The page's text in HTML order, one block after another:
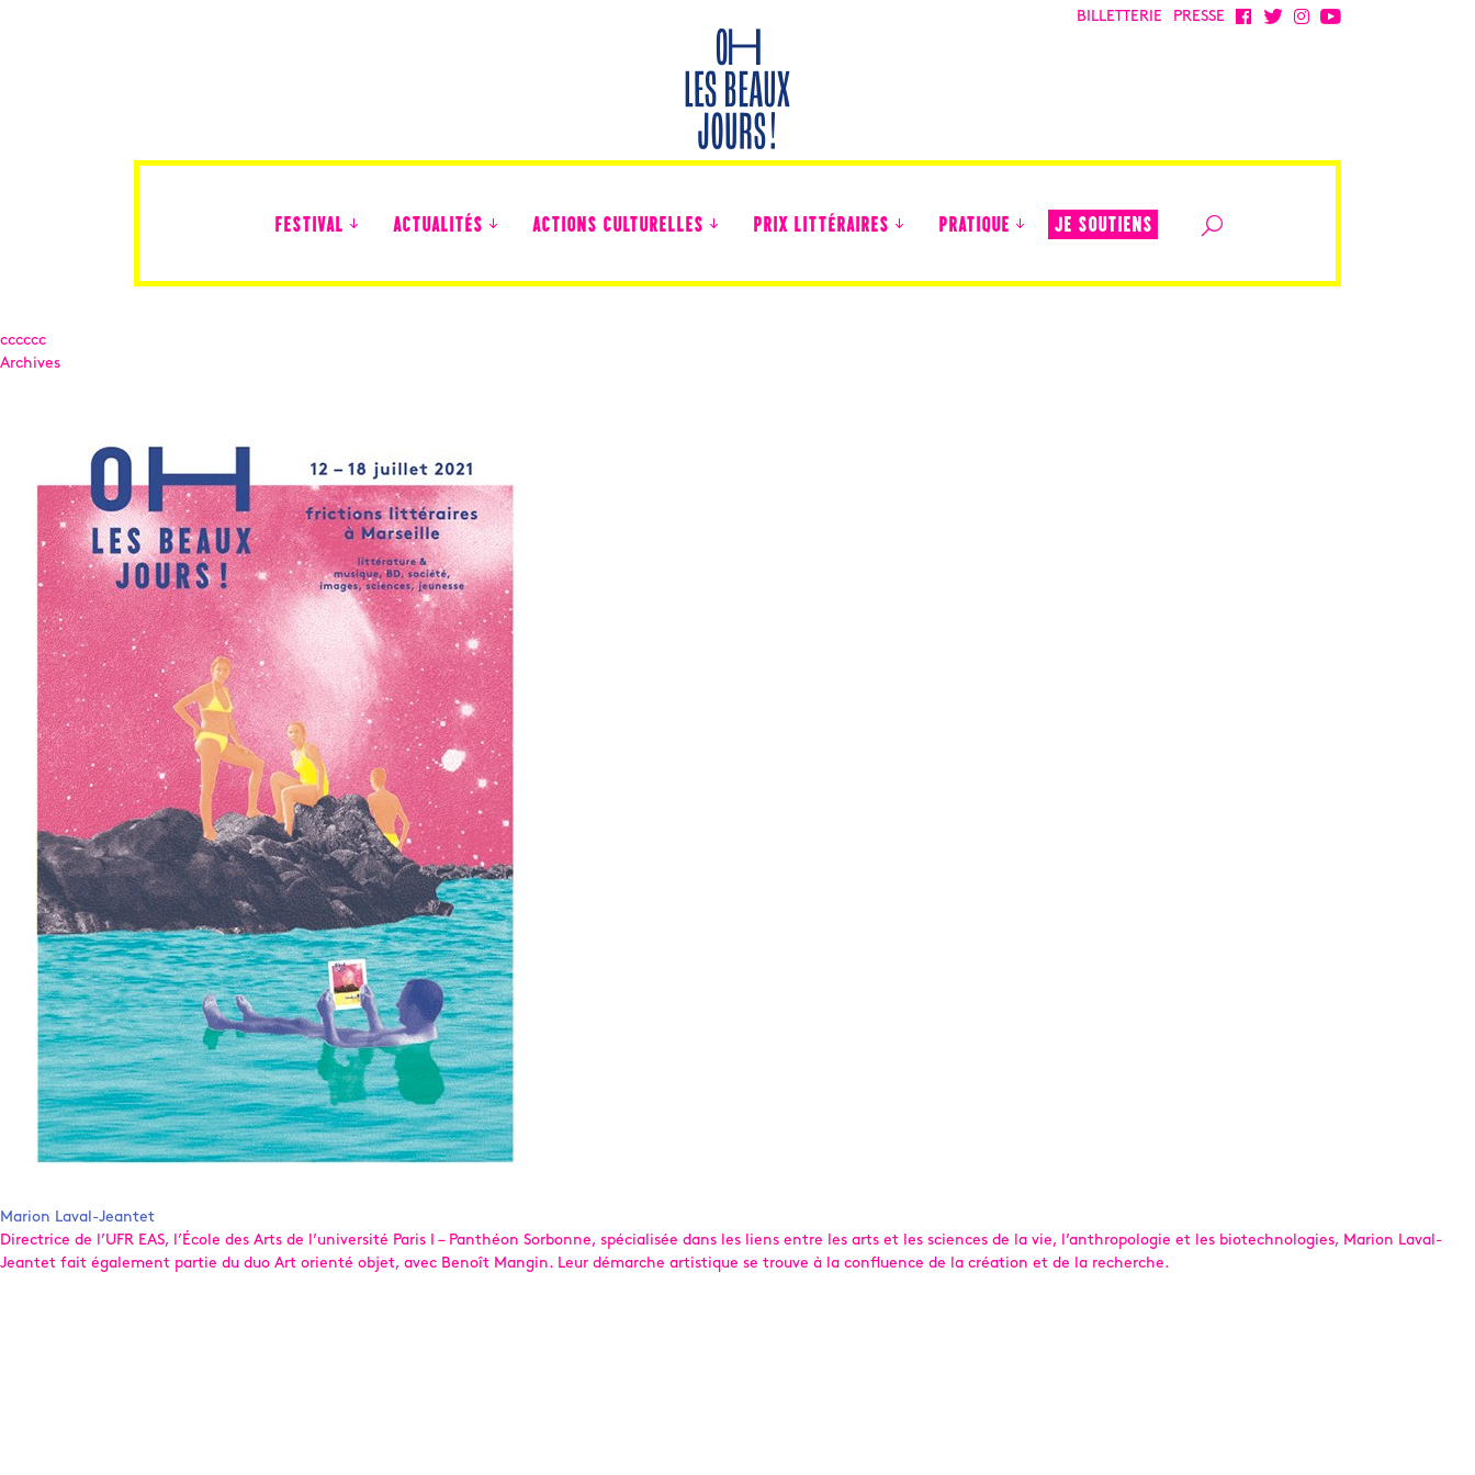
BILLETTERIE PRESSE
FESTIVAL ACTUALITÉS ACTIONS CULTURELLES PRIX LITTÉRAIRES PRATIQUE JE SOUTIENS
cccccc
Archives
Marion Laval-Jeantet
Directrice de l’UFR EAS, l’École des Arts de l’université Paris I – Panthéon Sorbonne, spécialisée dans les liens entre les arts et les sciences de la vie, l’anthropologie et les biotechnologies, Marion Laval-
Jeantet fait également partie du duo Art orienté objet, avec Benoît Mangin. Leur démarche artistique se trouve à la confluence de la création et de la recherche.